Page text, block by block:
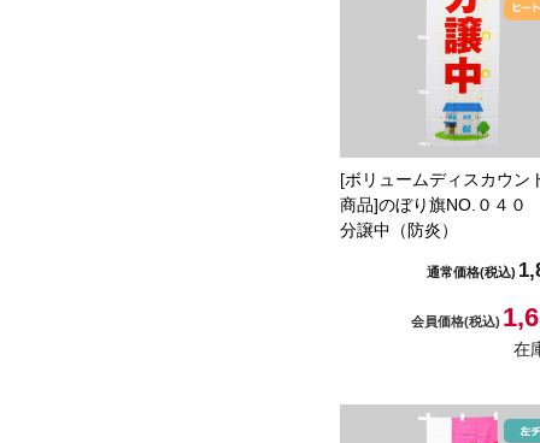
[ボリュームディスカウン
商品]のぼり旗NO.０４
分譲中（防炎）
通常価格(税込)
会員価格(税込)
在